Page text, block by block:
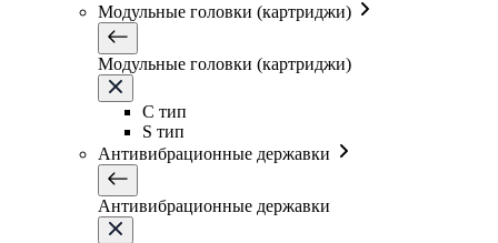
Модульные головки (картриджи)
Модульные головки (картриджи)
C тип
S тип
Антивибрационные державки
Антивибрационные державки